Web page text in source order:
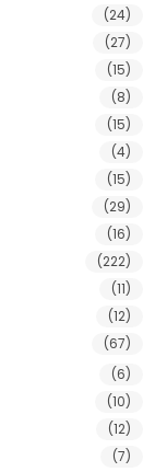
(24)
(27)
(15)
(8)
(15)
(4)
(15)
(29)
(16)
(222)
(11)
(12)
(67)
(6)
(10)
(12)
(7)